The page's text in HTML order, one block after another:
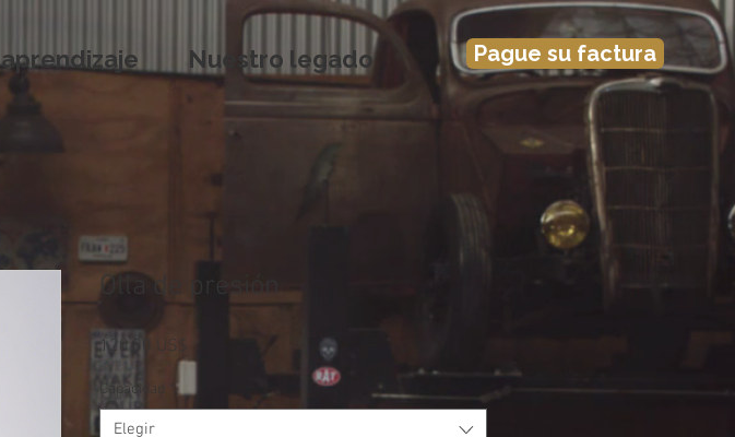
Nuestro legado Pague su factura
Olla de presión
120,00 US$
Capacidad
Elegir